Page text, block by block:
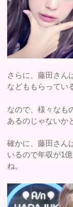
さらに、藤田さん
などももらってい
なので、様々なも
あるのじゃないか
確かに、藤田さん
いるので年収が1
ね。